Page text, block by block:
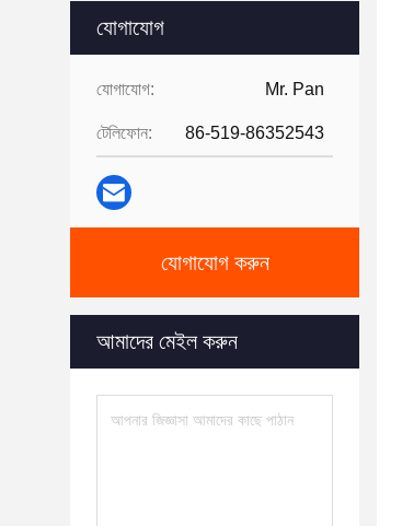
যোগাযোগ
যোগাযোগ: Mr. Pan
টেলিফোন: 86-519-86352543
যোগাযোগ করুন
আমাদের মেইল ​​করুন